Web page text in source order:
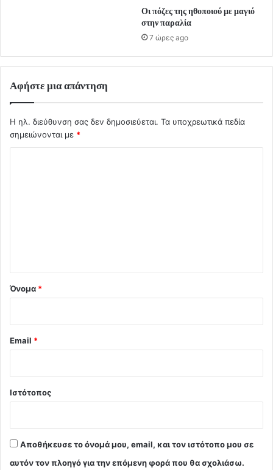
Οι πόζες της ηθοποιού με μαγιό
στην παραλία
7 ώρες ago
Αφήστε μια απάντηση
Η ηλ. διεύθυνση σας δεν δημοσιεύεται. Τα υποχρεωτικά πεδία
σημειώνονται με *
Όνομα *
Email *
Ιστότοπος
Αποθήκευσε το όνομά μου, email, και τον ιστότοπο μου σε
αυτόν τον πλοηγό για την επόμενη φορά που θα σχολιάσω.